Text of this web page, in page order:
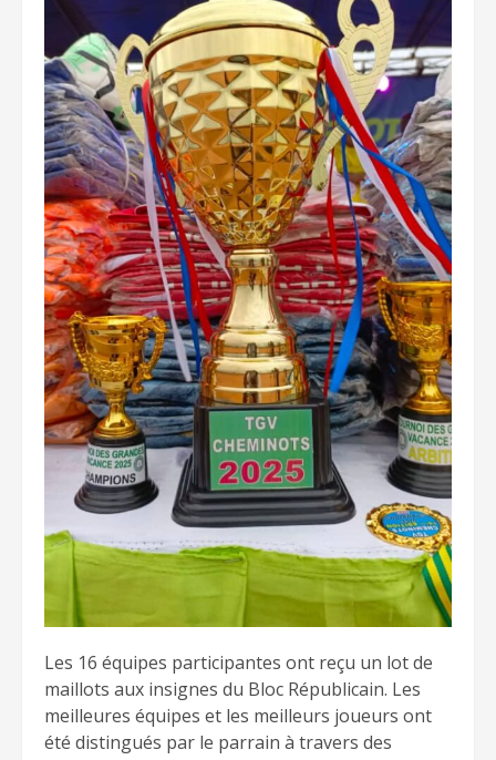
Les 16 équipes participantes ont reçu un lot de
maillots aux insignes du Bloc Républicain. Les
meilleures équipes et les meilleurs joueurs ont
été distingués par le parrain à travers des